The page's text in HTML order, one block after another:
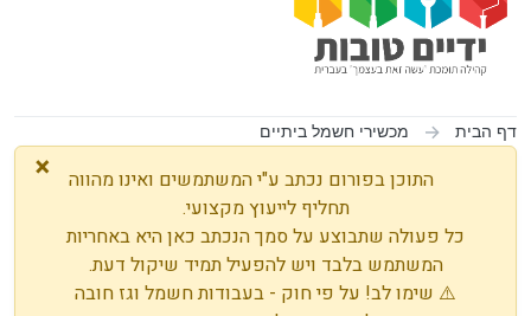
דף הבית מכשירי חשמל ביתיים
×
התוכן בפורום נכתב ע"י המשתמשים ואינו מהווה
תחליף לייעוץ מקצועי.
כל פעולה שתבוצע על סמך הנכתב כאן היא באחריות
המשתמש בלבד ויש להפעיל תמיד שיקול דעת.
⚠️ שימו לב! על פי חוק - בעבודות חשמל וגז חובה